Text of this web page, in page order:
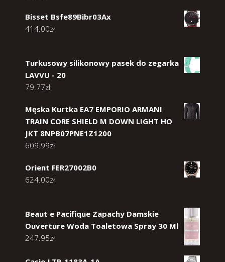
Bisset Bsfe89Bibr03Ax
414.00zł
Turkusowy silikonowy pasek do zegarka
LAVVU - 20
79.77zł
Męska Kurtka EA7 EMPORIO ARMANI
TRAIN CORE SHIELD M DOWN LIGHT HO
JKT 8NPB07PNE1Z1200
609.99zł
Orient FER27002B0
624.00zł
Beaut e Pacifique Zapachy Damskie
Ouverture Woda Toaletowa Spray 30 Ml
247.95zł